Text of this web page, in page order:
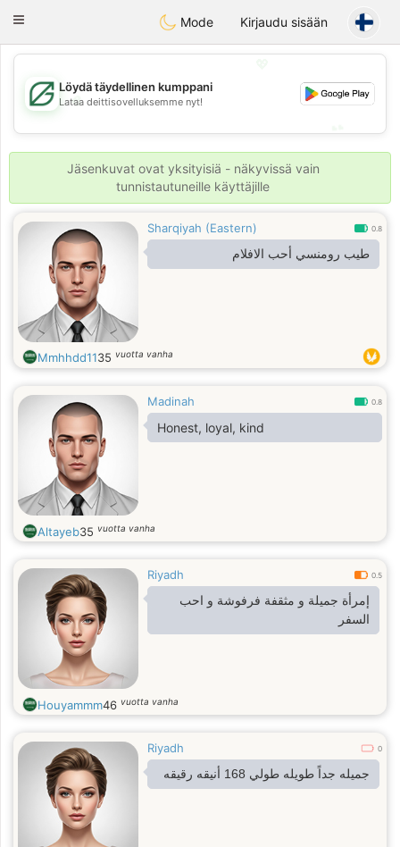
GulfDating
Toggle
Mode Kirjaudu sisään
💖
💕
Löydä täydellinen kumppani
Lataa deittisovelluksemme nyt!
Jäsenkuvat ovat yksityisiä - näkyvissä vain
tunnistautuneille käyttäjille
Sharqiyah (Eastern) 0.8
طيب رومنسي أحب الافلام
Mmhhdd1135 vuotta vanha
Madinah 0.8
Honest, loyal, kind
Altayeb35 vuotta vanha
Riyadh 0.5
إمرأة جميلة و مثقفة فرفوشة و احب
السفر
Houyammm46 vuotta vanha
Riyadh 0
جميله جداً طويله طولي 168 أنيقه رقيقه